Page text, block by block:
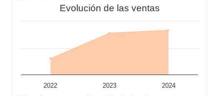
Evolución de las ventas
2022 2023 2024